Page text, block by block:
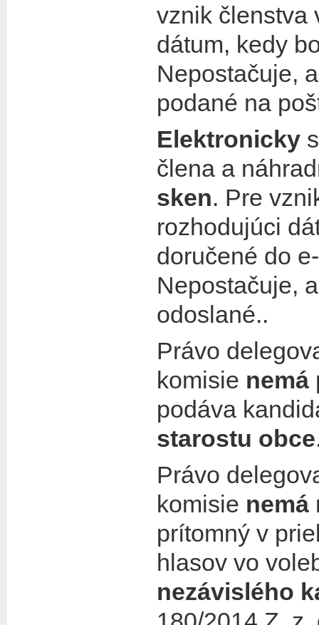
vznik členstva
dátum, kedy
Nepostačuje,
podané na
Elektronicky
člena a
sken. Pre
rozhodujúci
doručené do
Nepostačuje,
odoslané..
Právo
komisie nemá
podáva
starostu obce
Právo
komisie nemá
prítomný v
hlasov vo
nezávislého